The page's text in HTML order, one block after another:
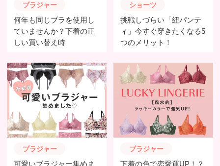
ブラジャー
何年も同じブラを使用し
ていませんか？下着の正
しい買い替え時
ショーツ
挑戦しづらい「紐パンテ
ィ」今すぐ穿きたくなる5
つのメリット！
ブラジャー
可愛いブラジャー集めま
ブラジャー
下着の色で恋愛運UP！？